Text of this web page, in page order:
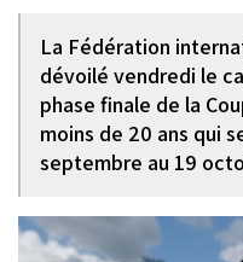
La Fédération
dévoilé vendredi le
phase finale de la
moins de 20 ans qui
septembre au 19